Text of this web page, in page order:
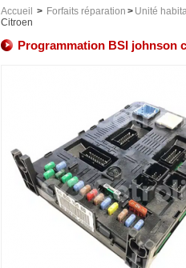
Accueil > Forfaits réparation > Unité
Citroen
Programmation BSI johnson